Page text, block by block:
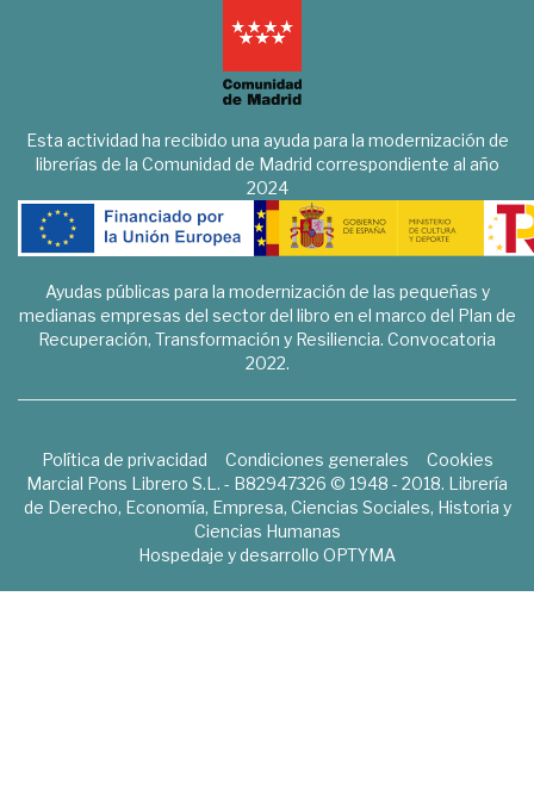
Esta actividad ha recibido una ayuda para la modernización de
librerías de la Comunidad de Madrid correspondiente al año
2024
Ayudas públicas para la modernización de las pequeñas y
medianas empresas del sector del libro en el marco del Plan de
Recuperación, Transformación y Resiliencia. Convocatoria
2022.
Política de privacidad Condiciones generales
Cookies
Marcial Pons Librero S.L. - B82947326 © 1948 - 2018. Librería
de Derecho, Economía, Empresa, Ciencias Sociales, Historia y
Ciencias Humanas
Hospedaje y desarrollo OPTYMA